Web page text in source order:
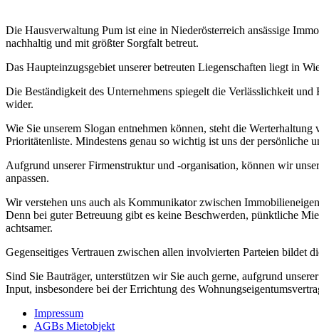
Die Hausverwaltung Pum ist eine in Niederösterreich ansässige
nachhaltig und mit größter Sorgfalt betreut.
Das Haupteinzugsgebiet unserer betreuten Liegenschaften liegt in
Die Beständigkeit des Unternehmens spiegelt die Verlässlichkeit
wider.
Wie Sie unserem Slogan entnehmen können, steht die
Prioritätenliste. Mindestens genau so wichtig ist uns der persönliche
Aufgrund unserer Firmenstruktur und -organisation, können wir
anpassen.
Wir verstehen uns auch als Kommunikator zwischen
Denn bei guter Betreuung gibt es keine Beschwerden, pünktliche
achtsamer.
Gegenseitiges Vertrauen zwischen allen involvierten Parteien bildet
Sind Sie Bauträger, unterstützen wir Sie auch gerne, aufgrund
Input, insbesondere bei der Errichtung des
Impressum
AGBs Mietobjekt